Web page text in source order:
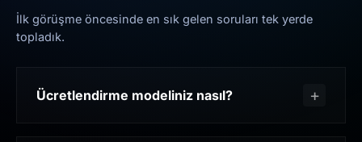
İlk görüşme öncesinde en sık gelen soruları tek yerde
topladık.
Ücretlendirme modeliniz nasıl?